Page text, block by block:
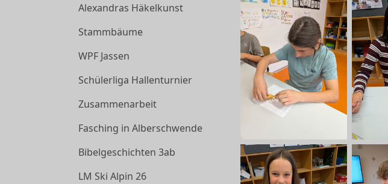
Alexandras Häkelkunst
Stammbäume
WPF Jassen
Schülerliga Hallenturnier
Zusammenarbeit
Fasching in Alberschwende
Bibelgeschichten 3ab
LM Ski Alpin 26